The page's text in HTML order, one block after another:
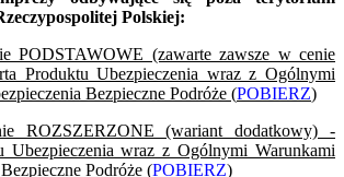
Polskiej:
PODSTAWOWE (zawarte zawsze w cenie
Produktu Ubezpieczenia wraz z Ogólnymi
Bezpieczne Podróże (POBIERZ)
ROZSZERZONE (wariant dodatkowy) -
Ubezpieczenia wraz z Ogólnymi Warunkami
Podróże (POBIERZ)